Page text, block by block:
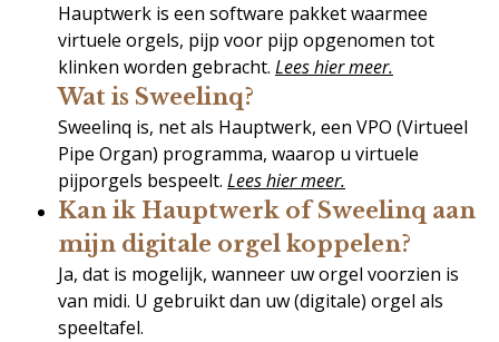
Hauptwerk is een software pakket waarmee
virtuele orgels, pijp voor pijp opgenomen tot
klinken worden gebracht. Lees hier meer.
Wat is Sweelinq?
Sweelinq is, net als Hauptwerk, een VPO (Virtueel
Pipe Organ) programma, waarop u virtuele
pijporgels bespeelt. Lees hier meer.
Kan ik Hauptwerk of Sweelinq aan
mijn digitale orgel koppelen?
Ja, dat is mogelijk, wanneer uw orgel voorzien is
van midi. U gebruikt dan uw (digitale) orgel als
speeltafel.